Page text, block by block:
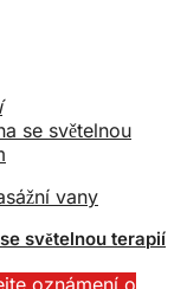
vany
světelnou terapií
oznámení o